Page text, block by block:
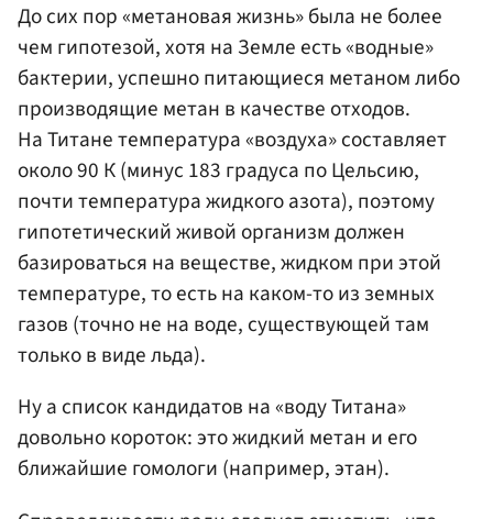
До сих пор «метановая жизнь» была не более
чем гипотезой, хотя на Земле есть «водные»
бактерии, успешно питающиеся метаном либо
производящие метан в качестве отходов.
На Титане температура «воздуха» составляет
около 90 К (минус 183 градуса по Цельсию,
почти температура жидкого азота), поэтому
гипотетический живой организм должен
базироваться на веществе, жидком при этой
температуре, то есть на каком-то из земных
газов (точно не на воде, существующей там
только в виде льда).
Ну а список кандидатов на «воду Титана»
довольно короток: это жидкий метан и его
ближайшие гомологи (например, этан).